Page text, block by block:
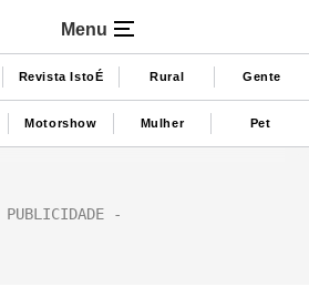
Menu
Revista IstoÉ Rural Gente
Motorshow Mulher Pet